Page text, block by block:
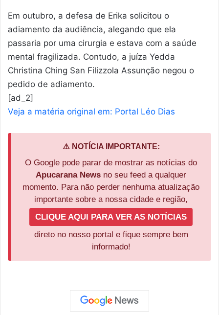
Em outubro, a defesa de Erika solicitou o
adiamento da audiência, alegando que ela
passaria por uma cirurgia e estava com a saúde
mental fragilizada. Contudo, a juíza Yedda
Christina Ching San Filizzola Assunção negou o
pedido de adiamento.
[ad_2]
Veja a matéria original em: Portal Léo Dias
⚠️ NOTÍCIA IMPORTANTE:
O Google pode parar de mostrar as notícias do
Apucarana News no seu feed a qualquer
momento. Para não perder nenhuma atualização
importante sobre a nossa cidade e região,
CLIQUE AQUI PARA VER AS NOTÍCIAS
direto no nosso portal e fique sempre bem
informado!